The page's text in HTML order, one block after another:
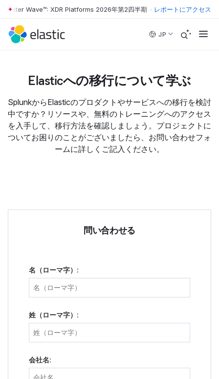
Skip to main content
Wave™: XDR Platforms 2026年第2四半期 • The Forrester
レポートにアクセス
JP
Elasticへの移行について学ぶ
SplunkからElasticのプロダクトやサービスへの移行を検討
中ですか？リソースや、無料のトレーニングへのアクセス
を入手して、移行方法を確認しましょう。プロジェクトに
ついてお困りのことがございましたら、お問い合わせフォ
ームに詳しくご記入ください。
問い合わせる
名（ローマ字）:
姓（ローマ字）:
会社名: